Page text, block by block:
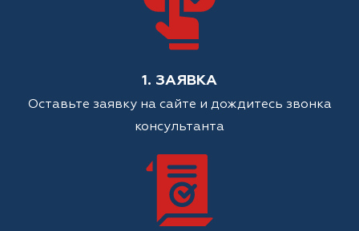
1. ЗАЯВКА
Оставьте заявку на сайте и дождитесь звонка
консультанта